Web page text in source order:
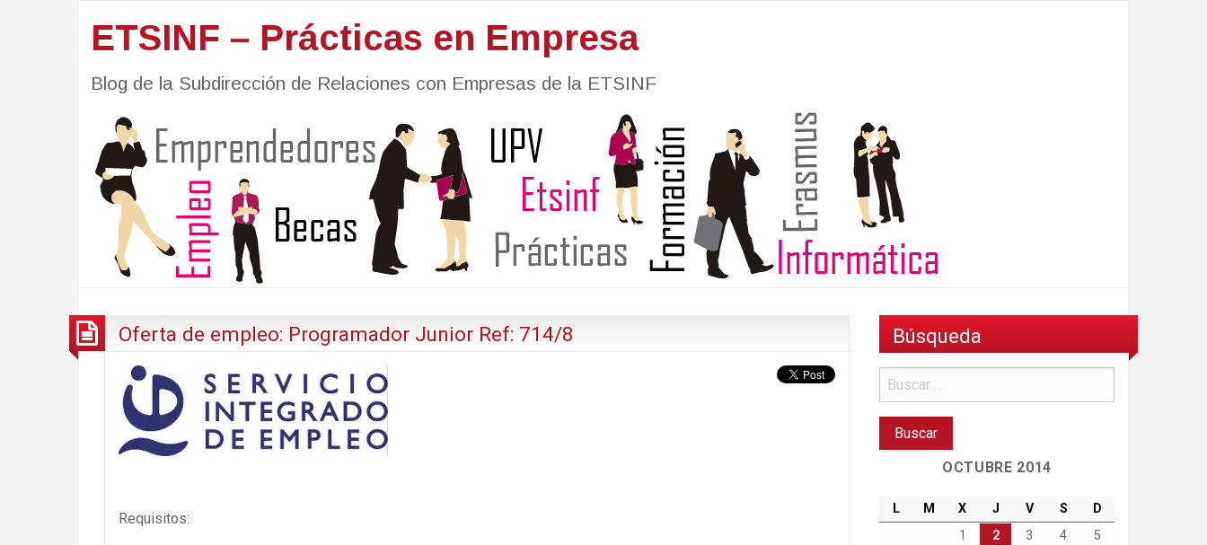
ETSINF – Prácticas en Empresa
Blog de la Subdirección de Relaciones con Empresas de la ETSINF
Oferta de empleo: Programador Junior Ref: 714/8
Requisitos:
Búsqueda
OCTUBRE 2014
L M X J V S
D
1
2 3 4
5